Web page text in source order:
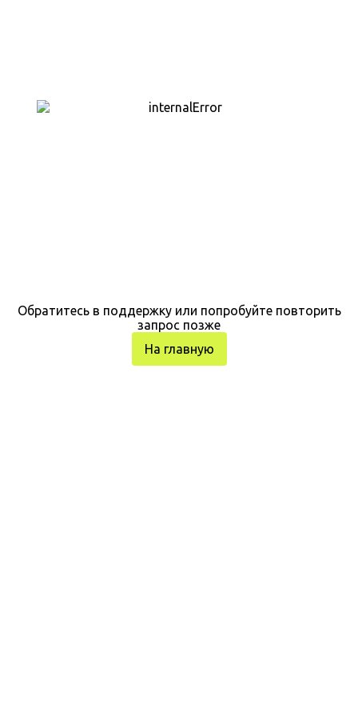
Обратитесь в поддержку или попробуйте повторить
запрос позже
На главную